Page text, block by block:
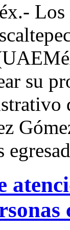
su